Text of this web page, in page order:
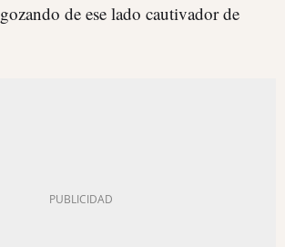
gozando de ese lado cautivador de